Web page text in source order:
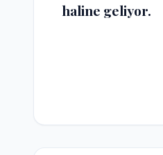
haline geliyor.